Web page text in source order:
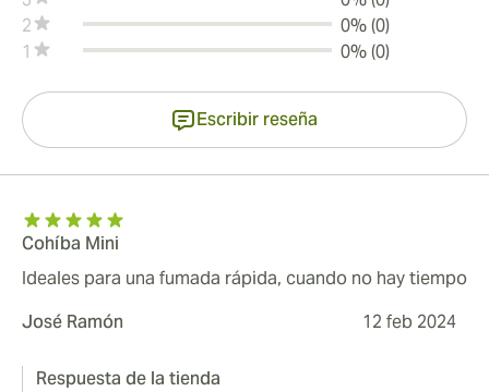
2
0% (0)
1
0% (0)
Escribir reseña
Cohíba Mini
Ideales para una fumada rápida, cuando no hay tiempo
José Ramón
12 feb 2024
Respuesta de la tienda